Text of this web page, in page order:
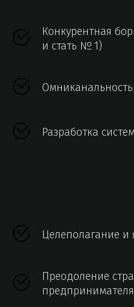
Конкурентная
и стать № 1)
Разработка
Целеполагание и
Преодоление
предпринимателя